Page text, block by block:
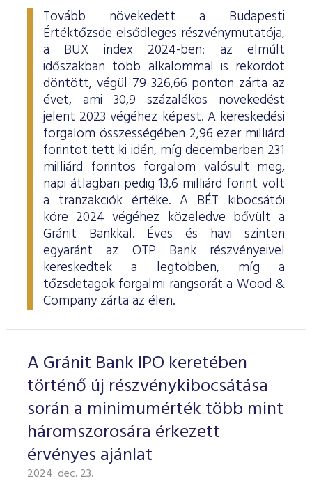
Tovább növekedett a Budapesti
Értéktőzsde elsődleges részvénymutatója,
a BUX index 2024-ben: az elmúlt
időszakban több alkalommal is rekordot
döntött, végül 79 326,66 ponton zárta az
évet, ami 30,9 százalékos növekedést
jelent 2023 végéhez képest. A kereskedési
forgalom összességében 2,96 ezer milliárd
forintot tett ki idén, míg decemberben 231
milliárd forintos forgalom valósult meg,
napi átlagban pedig 13,6 milliárd forint volt
a tranzakciók értéke. A BÉT kibocsátói
köre 2024 végéhez közeledve bővült a
Gránit Bankkal. Éves és havi szinten
egyaránt az OTP Bank részvényeivel
kereskedtek a legtöbben, míg a
tőzsdetagok forgalmi rangsorát a Wood &
Company zárta az élen.
A Gránit Bank IPO keretében
történő új részvénykibocsátása
során a minimumérték több mint
háromszorosára érkezett
érvényes ajánlat
2024. dec. 23.